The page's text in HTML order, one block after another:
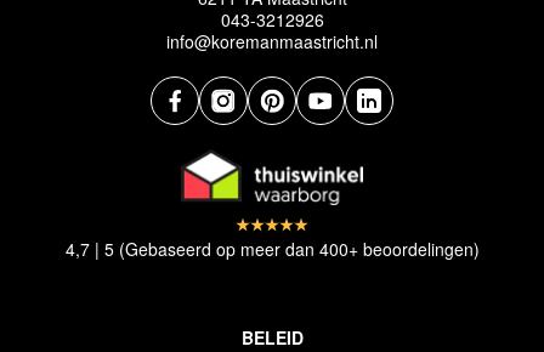
043-3212926
info@koremanmaastricht.nl
BELEID
4,7 | 5 (Gebaseerd op meer dan 400+ beoordelingen)